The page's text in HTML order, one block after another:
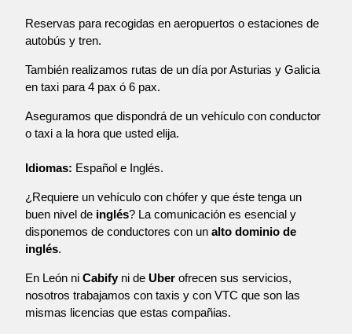
Reservas para recogidas en aeropuertos o estaciones de
autobús y tren.
También realizamos rutas de un día por Asturias y Galicia
en taxi para 4 pax ó 6 pax.
Aseguramos que dispondrá de un vehículo con conductor
o taxi a la hora que usted elija.
Idiomas: Español e Inglés.
¿Requiere un vehículo con chófer y que éste tenga un
buen nivel de inglés? La comunicación es esencial y
disponemos de conductores con un alto dominio de
inglés.
En León ni Cabify ni de Uber ofrecen sus servicios,
nosotros trabajamos con taxis y con VTC que son las
mismas licencias que estas compañias.